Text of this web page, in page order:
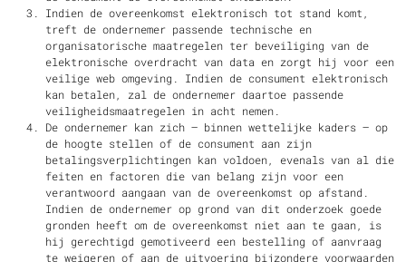
Indien de overeenkomst elektronisch tot stand komt,
treft de ondernemer passende technische en
organisatorische maatregelen ter beveiliging van de
elektronische overdracht van data en zorgt hij voor een
veilige web omgeving. Indien de consument elektronisch
kan betalen, zal de ondernemer daartoe passende
veiligheidsmaatregelen in acht nemen.
De ondernemer kan zich – binnen wettelijke kaders – op
de hoogte stellen of de consument aan zijn
betalingsverplichtingen kan voldoen, evenals van al die
feiten en factoren die van belang zijn voor een
verantwoord aangaan van de overeenkomst op afstand.
Indien de ondernemer op grond van dit onderzoek goede
gronden heeft om de overeenkomst niet aan te gaan, is
hij gerechtigd gemotiveerd een bestelling of aanvraag
te weigeren of aan de uitvoering bijzondere voorwaarden